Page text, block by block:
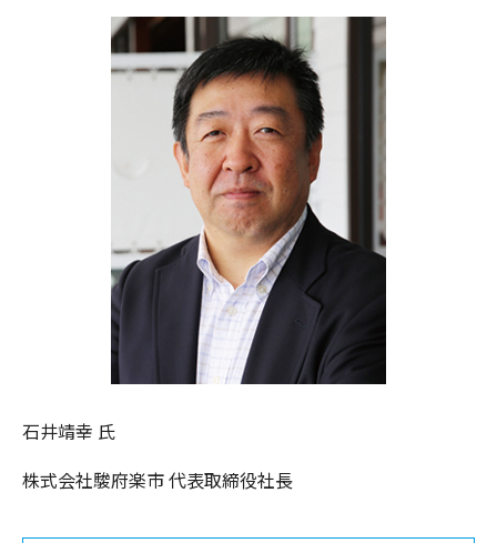
石井靖幸 氏
株式会社駿府楽市 代表取締役社長